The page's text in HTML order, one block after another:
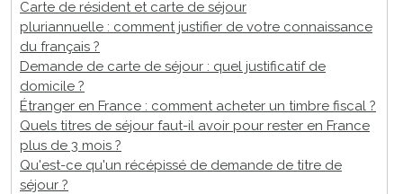
Carte de résident et carte de séjour
pluriannuelle : comment justifier de votre connaissance
du français ?
Demande de carte de séjour : quel justificatif de
domicile ?
Étranger en France : comment acheter un timbre fiscal ?
Quels titres de séjour faut-il avoir pour rester en France
plus de 3 mois ?
Qu'est-ce qu'un récépissé de demande de titre de
séjour ?